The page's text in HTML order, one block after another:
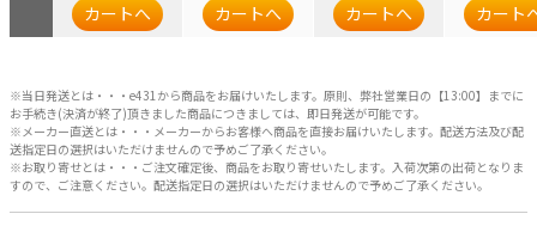
カートへ カートへ カートへ カート
※当日発送とは・・・e431から商品をお届けいたします。原則、弊社営業日の【13:00】までに
お手続き(決済が終了)頂きました商品につきましては、即日発送が可能です。
※メーカー直送とは・・・メーカーからお客様へ商品を直接お届けいたします。配送方法及び配
送指定日の選択はいただけませんので予めご了承ください。
※お取り寄せとは・・・ご注文確定後、商品をお取り寄せいたします。入荷次第の出荷となりま
すので、ご注意ください。配送指定日の選択はいただけませんので予めご了承ください。